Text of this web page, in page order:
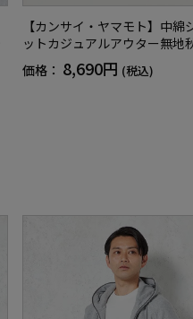
【カンサイ・ヤマモト】中綿
ットカジュアルアウター無地
価格： 8,690円 (税込)